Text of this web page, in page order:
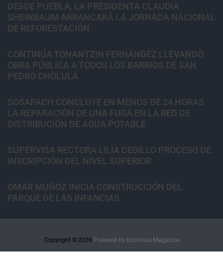
DESDE PUEBLA, LA PRESIDENTA CLAUDIA
SHEINBAUM ARRANCARÁ LA JORNADA NACIONAL
DE REFORESTACIÓN
CONTINÚA TONANTZIN FERNÁNDEZ LLEVANDO
OBRA PÚBLICA A TODOS LOS BARRIOS DE SAN
PEDRO CHOLULA
SOSAPACH CONCLUYE EN MENOS DE 24 HORAS
LA REPARACIÓN DE UNA FUGA EN LA RED DE
DISTRIBUCIÓN DE AGUA POTABLE
SUPERVISA RECTORA LILIA CEDILLO PROCESO DE
INSCRIPCIÓN DEL NIVEL SUPERIOR
OMAR MUÑOZ INICIA CONSTRUCCIÓN DEL
PARQUE DE LAS INFANCIAS
Copyright © 2026.Powered by Eximious Magazine